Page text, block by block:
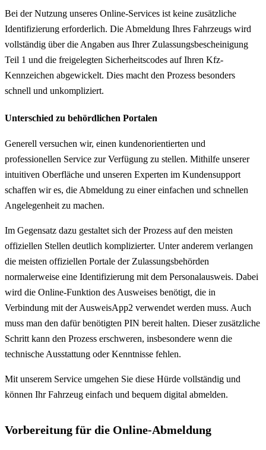
Bei der Nutzung unseres Online-Services ist keine zusätzliche
Identifizierung erforderlich. Die Abmeldung Ihres Fahrzeugs wird
vollständig über die Angaben aus Ihrer Zulassungsbescheinigung
Teil 1 und die freigelegten Sicherheitscodes auf Ihren Kfz-
Kennzeichen abgewickelt. Dies macht den Prozess besonders
schnell und unkompliziert.
Unterschied zu behördlichen Portalen
Generell versuchen wir, einen kundenorientierten und
professionellen Service zur Verfügung zu stellen. Mithilfe unserer
intuitiven Oberfläche und unseren Experten im Kundensupport
schaffen wir es, die Abmeldung zu einer einfachen und schnellen
Angelegenheit zu machen.
Im Gegensatz dazu gestaltet sich der Prozess auf den meisten
offiziellen Stellen deutlich komplizierter. Unter anderem verlangen
die meisten offiziellen Portale der Zulassungsbehörden
normalerweise eine Identifizierung mit dem Personalausweis. Dabei
wird die Online-Funktion des Ausweises benötigt, die in
Verbindung mit der AusweisApp2 verwendet werden muss. Auch
muss man den dafür benötigten PIN bereit halten. Dieser zusätzliche
Schritt kann den Prozess erschweren, insbesondere wenn die
technische Ausstattung oder Kenntnisse fehlen.
Mit unserem Service umgehen Sie diese Hürde vollständig und
können Ihr Fahrzeug einfach und bequem digital abmelden.
Vorbereitung für die Online-Abmeldung